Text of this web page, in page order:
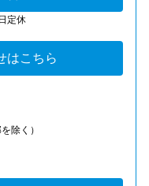
定休
はこちら
除く）